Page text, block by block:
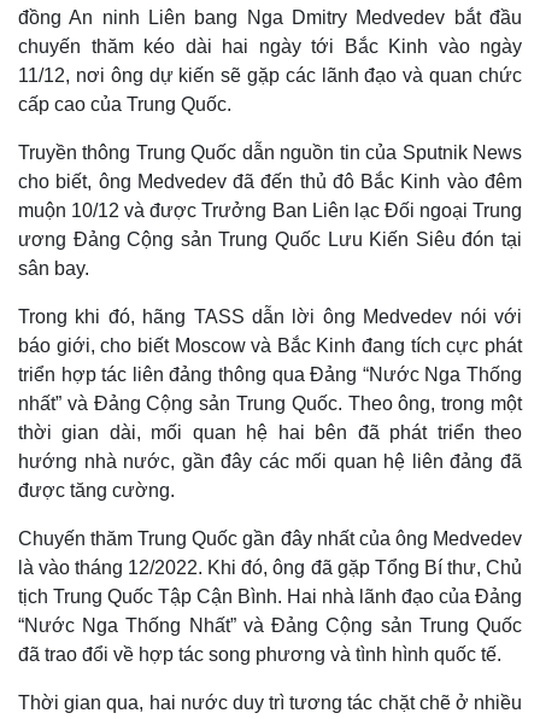
Thế giới
Quan sát
Hồ sơ
Multimedia
E-Magazine
Infographic
đồng An ninh Liên bang Nga Dmitry Medvedev bắt đầu
chuyến thăm kéo dài hai ngày tới Bắc Kinh vào ngày
11/12, nơi ông dự kiến ​​sẽ gặp các lãnh đạo và quan chức
cấp cao của Trung Quốc.
Truyền thông Trung Quốc dẫn nguồn tin của Sputnik News
cho biết, ông Medvedev đã đến thủ đô Bắc Kinh vào đêm
muộn 10/12 và được Trưởng Ban Liên lạc Đối ngoại Trung
ương Đảng Cộng sản Trung Quốc Lưu Kiến Siêu đón tại
sân bay.
Trong khi đó, hãng TASS dẫn lời ông Medvedev nói với
báo giới, cho biết Moscow và Bắc Kinh đang tích cực phát
triển hợp tác liên đảng thông qua Đảng “Nước Nga Thống
nhất” và Đảng Cộng sản Trung Quốc. Theo ông, trong một
thời gian dài, mối quan hệ hai bên đã phát triển theo
hướng nhà nước, gần đây các mối quan hệ liên đảng đã
được tăng cường.
Chuyến thăm Trung Quốc gần đây nhất của ông Medvedev
là vào tháng 12/2022. Khi đó, ông đã gặp Tổng Bí thư, Chủ
tịch Trung Quốc Tập Cận Bình. Hai nhà lãnh đạo của Đảng
“Nước Nga Thống Nhất” và Đảng Cộng sản Trung Quốc
đã trao đổi về hợp tác song phương và tình hình quốc tế.
Thời gian qua, hai nước duy trì tương tác chặt chẽ ở nhiều